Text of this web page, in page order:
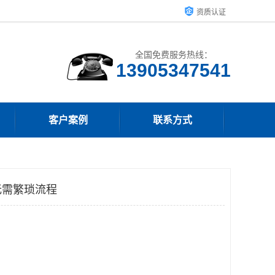
资质认证
全国免费服务热线：
13905347541
客户案例 联系方式
繁琐流程